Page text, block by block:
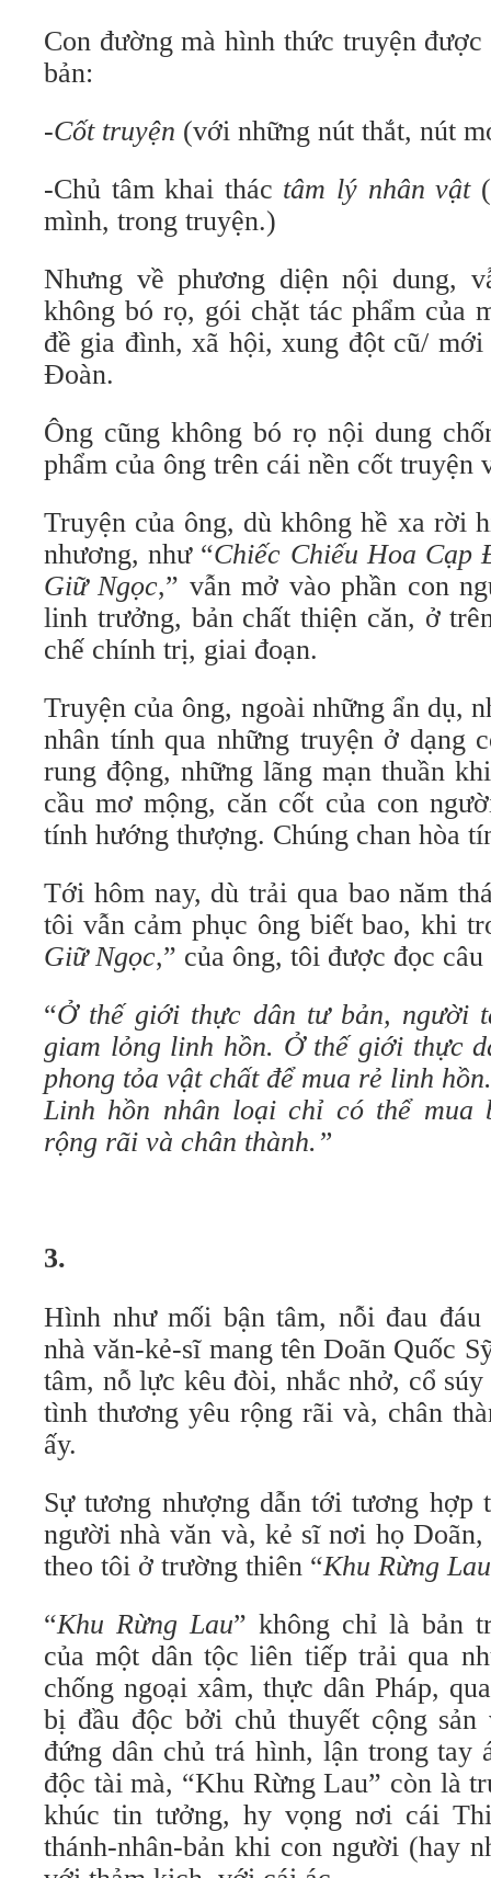
Con đường mà hình thức truyện
bản:
-Cốt truyện (với những nút thắt, nút
-Chủ tâm khai thác tâm lý nhân vật
mình, trong truyện.)
Nhưng về phương diện nội dung,
không bó rọ, gói chặt tác phẩm của
đề gia đình, xã hội, xung đột cũ/
Đoàn.
Ông cũng không bó rọ nội dung
phẩm của ông trên cái nền cốt truyện
Truyện của ông, dù không hề xa rời
nhương, như “Chiếc Chiếu Hoa Cạp
Giữ Ngọc,” vẫn mở vào phần con
linh trưởng, bản chất thiện căn, ở
chế chính trị, giai đoạn.
Truyện của ông, ngoài những ẩn dụ,
nhân tính qua những truyện ở dạng
rung động, những lãng mạn thuần
cầu mơ mộng, căn cốt của con
tính hướng thượng. Chúng chan hòa
Tới hôm nay, dù trải qua bao năm
tôi vẫn cảm phục ông biết bao, khi
Giữ Ngọc,” của ông, tôi được đọc câu
“Ở thế giới thực dân tư bản, người
giam lỏng linh hồn. Ở thế giới thực
phong tỏa vật chất để mua rẻ linh
Linh hồn nhân loại chỉ có thể mua
rộng rãi và chân thành.”
3.
Hình như mối bận tâm, nỗi đau
nhà văn-kẻ-sĩ mang tên Doãn Quốc
tâm, nỗ lực kêu đòi, nhắc nhở, cổ súy
tình thương yêu rộng rãi và, chân
ấy.
Sự tương nhượng dẫn tới tương hợp
người nhà văn và, kẻ sĩ nơi họ Doãn,
theo tôi ở trường thiên “Khu Rừng Lau
“Khu Rừng Lau” không chỉ là bản
của một dân tộc liên tiếp trải qua
chống ngoại xâm, thực dân Pháp,
bị đầu độc bởi chủ thuyết cộng
đứng dân chủ trá hình, lận trong tay
độc tài mà, “Khu Rừng Lau” còn là
khúc tin tưởng, hy vọng nơi cái
thánh-nhân-bản khi con người (hay